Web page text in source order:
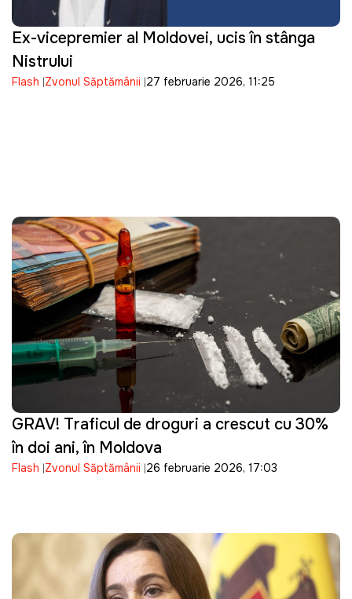
Ex-vicepremier al Moldovei, ucis în stânga
Nistrului
Flash Zvonul Săptămânii 27 februarie 2026, 11:25
GRAV! Traficul de droguri a crescut cu 30%
în doi ani, în Moldova
Flash Zvonul Săptămânii 26 februarie 2026, 17:03